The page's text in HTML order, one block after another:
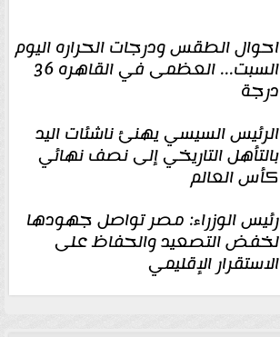
احوال الطقس ودرجات الحراره اليوم
السبت... العظمى في القاهره 36
درجة
الرئيس السيسي يهنئ ناشئات اليد
بالتأهل التاريخي إلى نصف نهائي
كأس العالم
رئيس الوزراء: مصر تواصل جهودها
لخفض التصعيد والحفاظ على
الاستقرار الإقليمي